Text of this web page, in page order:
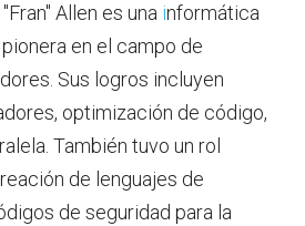
Allen es una informática
en el campo de
Sus logros incluyen
optimización de código,
También tuvo un rol
de lenguajes de
de seguridad para la